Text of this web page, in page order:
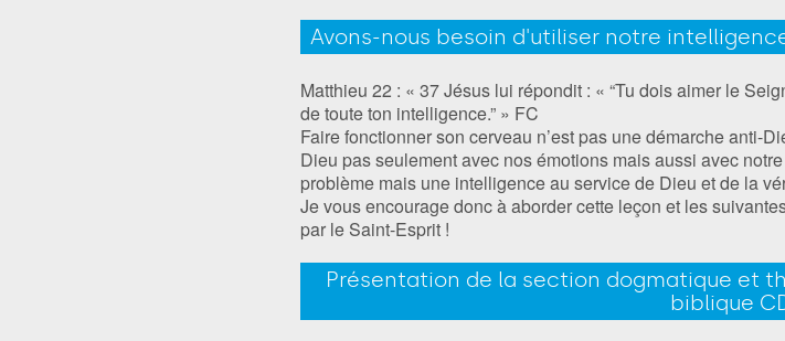
Avons-nous besoin d'utiliser notre
Matthieu 22 : « 37 Jésus lui répondit : « “Tu dois aimer le
de toute ton intelligence.” » FC
Faire fonctionner son cerveau n’est pas une démarche anti-
Dieu pas seulement avec nos émotions mais aussi avec
problème mais une intelligence au service de Dieu et de la
Je vous encourage donc à aborder cette leçon et les
par le Saint-Esprit !
Présentation de la section dogmatique et
biblique